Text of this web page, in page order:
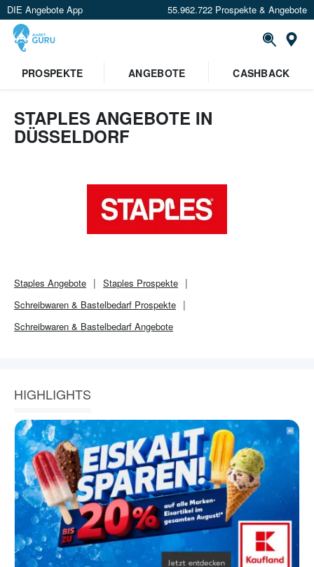
DIE Angebote App 55.962.722 Prospekte & Angebote
PROSPEKTE
ANGEBOTE CASHBACK
STAPLES ANGEBOTE IN
DÜSSELDORF
Staples Angebote Staples Prospekte
Schreibwaren & Bastelbedarf Prospekte
Schreibwaren & Bastelbedarf Angebote
HIGHLIGHTS